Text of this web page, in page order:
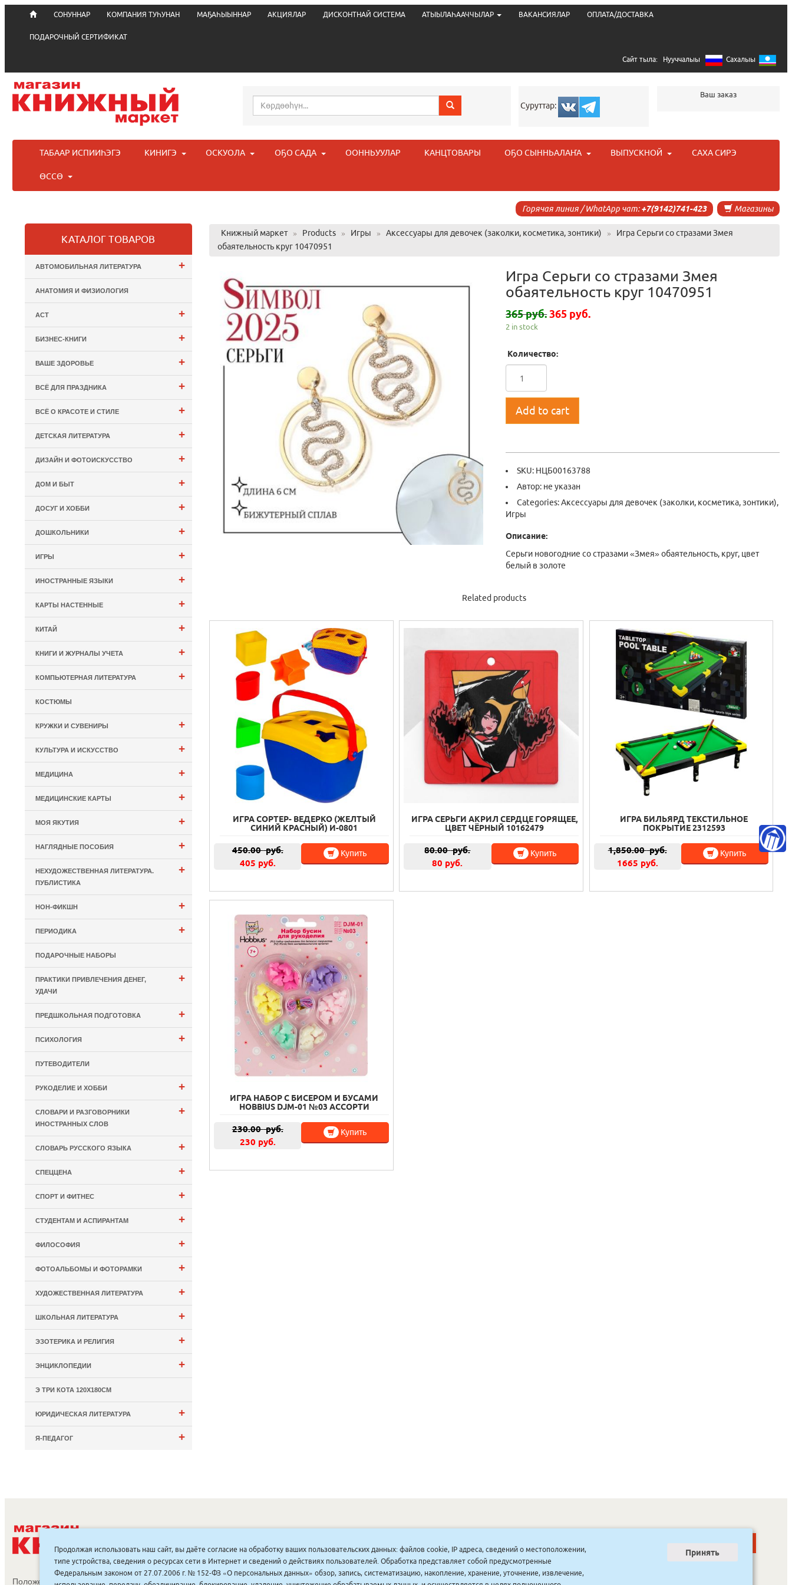
СОНУННАР КОМПАНИЯ ТУҺУНАН МАҔАҺЫЫННАР АКЦИЯЛАР ДИСКОНТНАЙ СИСТЕМА АТЫЫЛАҺААЧЧЫЛАР ВАКАНСИЯЛАР ОПЛАТА/ДОСТАВКА
ПОДАРОЧНЫЙ СЕРТИФИКАТ
Сайт тыла: Нууччалыы Сахалыы
Суруттар:
Ваш заказ
ТАБААР ИСПИИҺЭГЭ КИНИГЭ ОСКУОЛА ОҔО САДА ООННЬУУЛАР КАНЦТОВАРЫ ОҔО СЫННЬАЛАҤА ВЫПУСКНОЙ САХА СИРЭ
ӨССӨ
Магазины
Горячая линия / WhatApp чат:+7(9142)741-423
Книжный маркет » Products » Игры » Аксессуары для девочек (заколки, косметика, зонтики) »
Игра Серьги со стразами Змея
обаятельность круг 10470951
Игра Серьги со стразами Змея
обаятельность круг 10470951
365 руб. 365 руб.
2 in stock
Количество:
Add to cart
SKU: НЦБ00163788
Автор: не указан
Categories:Аксессуары для девочек (заколки, косметика, зонтики),
Игры
Описание:
Серьги новогодние со стразами «Змея» обаятельность, круг, цвет
белый в золоте
Related products
ИГРА СОРТЕР- ВЕДЕРКО (ЖЕЛТЫЙ
СИНИЙ КРАСНЫЙ) И-0801
450.00руб.
405 руб.
Купить
ИГРА СЕРЬГИ АКРИЛ СЕРДЦЕ ГОРЯЩЕЕ,
ЦВЕТ ЧЁРНЫЙ 10162479
80.00руб.
80 руб.
Купить
ИГРА БИЛЬЯРД ТЕКСТИЛЬНОЕ
ПОКРЫТИЕ 2312593
1,850.00руб.
1665 руб.
Купить
ИГРА НАБОР С БИСЕРОМ И БУСАМИ
HOBBIUS DJM-01 №03 АССОРТИ
230.00руб.
230 руб.
Купить
КАТАЛОГ ТОВАРОВ
+
АВТОМОБИЛЬНАЯ ЛИТЕРАТУРА
АНАТОМИЯ И ФИЗИОЛОГИЯ
+
АСТ
+
БИЗНЕС-КНИГИ
+
ВАШЕ ЗДОРОВЬЕ
+
ВСЁ ДЛЯ ПРАЗДНИКА
+
ВСЁ О КРАСОТЕ И СТИЛЕ
+
ДЕТСКАЯ ЛИТЕРАТУРА
+
ДИЗАЙН И ФОТОИСКУССТВО
+
ДОМ И БЫТ
+
ДОСУГ И ХОББИ
+
ДОШКОЛЬНИКИ
+
ИГРЫ
+
ИНОСТРАННЫЕ ЯЗЫКИ
+
КАРТЫ НАСТЕННЫЕ
+
КИТАЙ
+
КНИГИ И ЖУРНАЛЫ УЧЕТА
+
КОМПЬЮТЕРНАЯ ЛИТЕРАТУРА
КОСТЮМЫ
+
КРУЖКИ И СУВЕНИРЫ
+
КУЛЬТУРА И ИСКУССТВО
+
МЕДИЦИНА
+
МЕДИЦИНСКИЕ КАРТЫ
+
МОЯ ЯКУТИЯ
+
НАГЛЯДНЫЕ ПОСОБИЯ
+
НЕХУДОЖЕСТВЕННАЯ ЛИТЕРАТУРА.
ПУБЛИСТИКА
+
НОН-ФИКШН
+
ПЕРИОДИКА
ПОДАРОЧНЫЕ НАБОРЫ
+
ПРАКТИКИ ПРИВЛЕЧЕНИЯ ДЕНЕГ,
УДАЧИ
+
ПРЕДШКОЛЬНАЯ ПОДГОТОВКА
+
ПСИХОЛОГИЯ
ПУТЕВОДИТЕЛИ
+
РУКОДЕЛИЕ И ХОББИ
+
СЛОВАРИ И РАЗГОВОРНИКИ
ИНОСТРАННЫХ СЛОВ
+
СЛОВАРЬ РУССКОГО ЯЗЫКА
+
СПЕЦЦЕНА
+
СПОРТ И ФИТНЕС
+
СТУДЕНТАМ И АСПИРАНТАМ
+
ФИЛОСОФИЯ
+
ФОТОАЛЬБОМЫ И ФОТОРАМКИ
+
ХУДОЖЕСТВЕННАЯ ЛИТЕРАТУРА
+
ШКОЛЬНАЯ ЛИТЕРАТУРА
+
ЭЗОТЕРИКА И РЕЛИГИЯ
+
ЭНЦИКЛОПЕДИИ
Э ТРИ КОТА 120Х180СМ
+
ЮРИДИЧЕСКАЯ ЛИТЕРАТУРА
+
Я-ПЕДАГОГ
Положение об обработке и защите персональных данных
ДИСКОНТНАЙ СИСТЕМА
ЮРИДИЧЕСКАЙ ВАКАНСИЯЛАР |
ООО “Канцпроф”, ул. Красильникова, 8, строение 3
Продолжая использовать наш сайт, вы даёте согласие на обработку ваших пользовательских данных: файлов cookie, IP адреса, сведений о местоположении,
типе устройства, сведения о ресурсах сети в Интернет и сведений о действиях пользователей. Обработка представляет собой предусмотренные
Федеральным законом от 27.07.2006 г. № 152-ФЗ «О персональных данных» обзор, запись, систематизацию, накопление, хранение, уточнение, извлечение,
Принять